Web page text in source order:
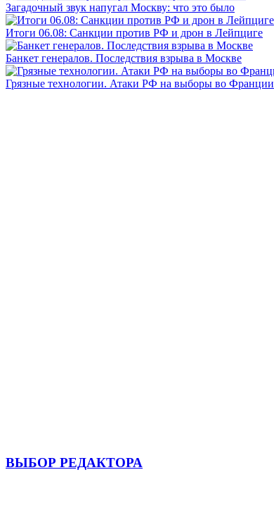
Загадочный звук напугал Москву: что это было
Итоги 06.08: Санкции против РФ и дрон в Лейпциге
Банкет генералов. Последствия взрыва в Москве
Грязные технологии. Атаки РФ на выборы во Франции
ВЫБОР РЕДАКТОРА